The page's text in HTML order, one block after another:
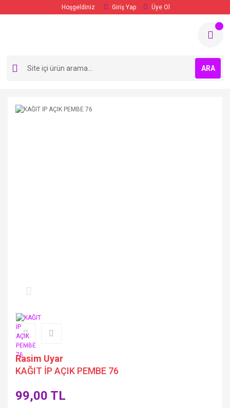
Hoşgeldiniz Giriş Yap Üye Ol
ARA
Rasim Uyar
KAĞIT İP AÇIK PEMBE 76
99,00 TL